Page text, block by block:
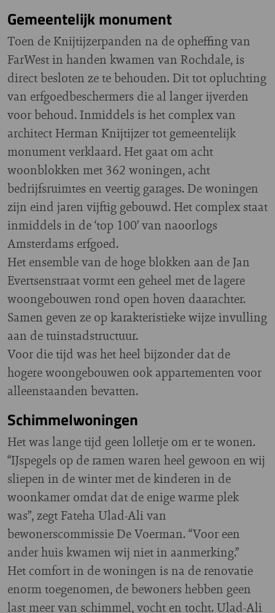
Gemeentelijk monument
Toen de Knijtijzerpanden na de opheffing van
FarWest in handen kwamen van Rochdale, is
direct besloten ze te behouden. Dit tot opluchting
van erfgoedbeschermers die al langer ijverden
voor behoud. Inmiddels is het complex van
architect Herman Knijtijzer tot gemeentelijk
monument verklaard. Het gaat om acht
woonblokken met 362 woningen, acht
bedrijfsruimtes en veertig garages. De woningen
zijn eind jaren vijftig gebouwd. Het complex staat
inmiddels in de ‘top 100’ van naoorlogs
Amsterdams erfgoed.
Het ensemble van de hoge blokken aan de Jan
Evertsenstraat vormt een geheel met de lagere
woongebouwen rond open hoven daarachter.
Samen geven ze op karakteristieke wijze invulling
aan de tuinstadstructuur.
Voor die tijd was het heel bijzonder dat de
hogere woongebouwen ook appartementen voor
alleenstaanden bevatten.
Schimmelwoningen
Het was lange tijd geen lolletje om er te wonen.
“IJspegels op de ramen waren heel gewoon en wij
sliepen in de winter met de kinderen in de
woonkamer omdat dat de enige warme plek
was”, zegt Fateha Ulad-Ali van
bewonerscommissie De Voerman. “Voor een
ander huis kwamen wij niet in aanmerking.”
Het comfort in de woningen is na de renovatie
enorm toegenomen, de bewoners hebben geen
last meer van schimmel, vocht en tocht. Ulad-Ali